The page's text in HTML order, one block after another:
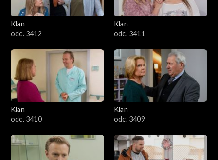
Klan
odc. 3412
Klan
odc. 3411
Klan
odc. 3410
Klan
odc. 3409